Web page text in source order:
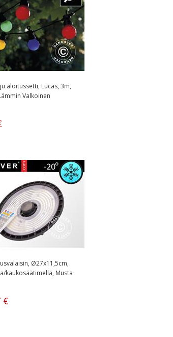
aloitussetti, Lucas, 3m,
Valkoinen
Ø27x11,5cm,
kaukosäätimellä, Musta
€